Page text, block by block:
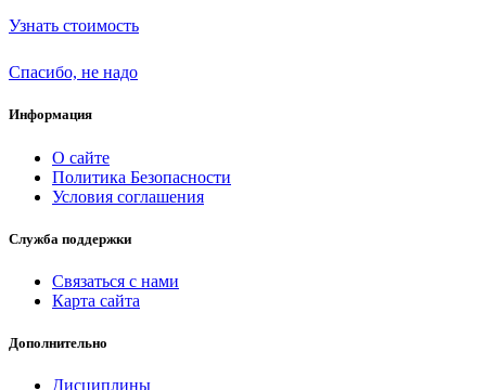
Узнать стоимость
Спасибо, не надо
Информация
О сайте
Политика Безопасности
Условия соглашения
Служба поддержки
Связаться с нами
Карта сайта
Дополнительно
Дисциплины